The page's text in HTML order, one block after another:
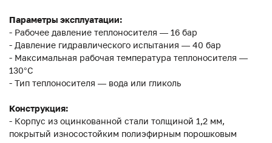
Параметры эксплуатации:
- Рабочее давление теплоносителя — 16 бар
- Давление гидравлического испытания — 40 бар
- Максимальная рабочая температура теплоносителя —
130°С
- Тип теплоносителя — вода или гликоль
Конструкция:
- Корпус из оцинкованной стали толщиной 1,2 мм,
покрытый износостойким полиэфирным порошковым